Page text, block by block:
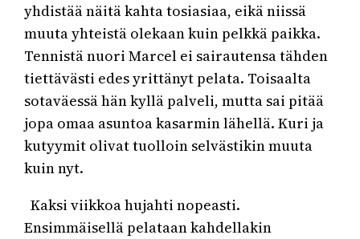
yhdistää näitä kahta tosiasiaa, eikä niissä
muuta yhteistä olekaan kuin pelkkä paikka.
Tennistä nuori Marcel ei sairautensa tähden
tiettävästi edes yrittänyt pelata. Toisaalta
sotaväessä hän kyllä palveli, mutta sai pitää
jopa omaa asuntoa kasarmin lähellä. Kuri ja
kutyymit olivat tuolloin selvästikin muuta
kuin nyt.
Kaksi viikkoa hujahti nopeasti.
Ensimmäisellä pelataan kahdellakin